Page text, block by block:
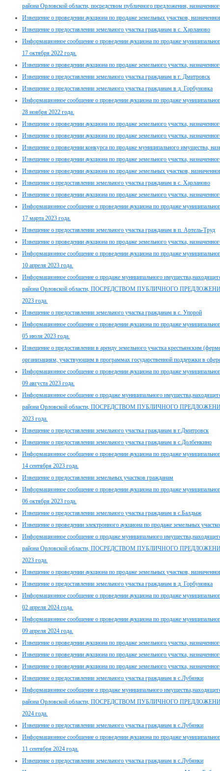
района Орловской области, посредством публичного предложения,
Извещение о проведении аукциона по продаже земельных участков,
Извещение о предоставлении земельного участка гражданам в с. Харланово
Информационное сообщение о проведении аукциона по продаже
17 октября 2022 года.
Извещение о проведении аукциона по продаже земельного участка,
Извещение о предоставлении земельного участка гражданам в г. Дмитровск
Извещение о предоставлении земельного участка гражданам в д. Горбуновка
Информационное сообщение о проведении аукциона по продаже
28 ноября 2022 года.
Извещение о проведении аукциона по продаже земельного участка,
Извещение о проведении аукциона по продаже земельного участка,
Извещение о проведении конкурса по продаже муниципального имущества,
Извещение о проведении аукциона по продаже земельного участка,
Извещение о проведении аукциона по продаже земельных участков,
Извещение о предоставлении земельного участка гражданам в с. Харланово
Извещение о проведении аукциона по продаже земельного участка,
Информационное сообщение о проведении аукциона по продаже
17 марта 2023 года.
Извещение о предоставлении земельного участка гражданам в п. Артель-Труд
Извещение о проведении аукциона по продаже земельного участка,
Информационное сообщение о проведении аукциона по продаже
10 апреля 2023 года.
Информационное сообщение о продаже муниципального
района Орловской области, ПОСРЕДСТВОМ ПУБЛИЧНОГО ПРЕДЛОЖЕНИЯ в
2023 года.
Извещение о предоставлении земельного участка гражданам в с. Упорой
Информационное сообщение о проведении аукциона по продаже
05 июля 2023 года.
Извещение о предоставлении в аренду земельного участка крестьянским
организациям, участвующим в программах государственной поддержки в сфере
Информационное сообщение о проведении аукциона по продаже
09 августа 2023 года.
Информационное сообщение о продаже муниципального
района Орловской области, ПОСРЕДСТВОМ ПУБЛИЧНОГО ПРЕДЛОЖЕНИЯ в
2023 года.
Извещение о предоставлении земельного участка гражданам в г.Дмитровск
Извещение о предоставлении земельного участка гражданам в с.Долбенкино
Информационное сообщение о проведении аукциона по продаже
14 сентября 2023 года.
Извещение о предоставлении земельных участков гражданам
Информационное сообщение о проведении аукциона по продаже
06 октября 2023 года.
Извещение о предоставлении земельного участка гражданам в с.Балдыж
Извещение о проведении электронного аукциона по продаже земельных
Информационное сообщение о продаже муниципального
района Орловской области, ПОСРЕДСТВОМ ПУБЛИЧНОГО ПРЕДЛОЖЕНИЯ в
2023 года.
Извещение о проведении аукциона по продаже земельных участков,
Извещение о предоставлении земельного участка гражданам в д. Горбуновка
Информационное сообщение о проведении аукциона по продаже
02 апреля 2024 года.
Информационное сообщение о проведении аукциона по продаже
09 апреля 2024 года.
Извещение о проведении аукциона по продаже земельного участка,
Извещение о проведении аукциона по продаже земельного участка,
Извещение о проведении аукциона по продаже земельного участка,
Извещение о предоставлении земельного участка гражданам в с.Лубянки
Информационное сообщение о продаже муниципального
района Орловской области, ПОСРЕДСТВОМ ПУБЛИЧНОГО ПРЕДЛОЖЕНИЯ в
2024 года.
Извещение о предоставлении земельного участка гражданам в с.Лубянки
Информационное сообщение о проведении аукциона по продаже
11 сентября 2024 года.
Извещение о предоставлении земельного участка гражданам в с.Лубянки